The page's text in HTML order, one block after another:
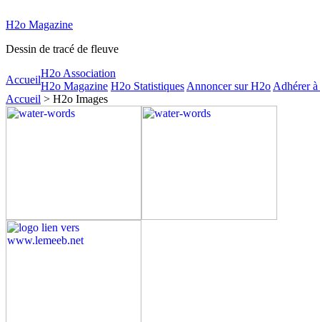
H2o Magazine
Dessin de tracé de fleuve
Accueil
H2o Association
H2o Magazine H2o Statistiques Annoncer sur H2o Adhérer
Accueil > H2o Images